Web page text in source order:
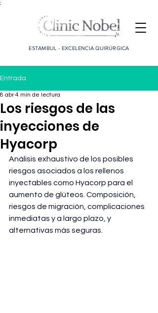
;
ESTAMBUL - EXCELENCIA QUIRÚRGICA
Entrada
Los riesgos de las
inyecciones de
Hyacorp
8 abr 4 min de lectura
Análisis exhaustivo de los posibles
riesgos asociados a los rellenos
inyectables como Hyacorp para el
aumento de glúteos. Composición,
riesgos de migración, complicaciones
inmediatas y a largo plazo, y
alternativas más seguras.